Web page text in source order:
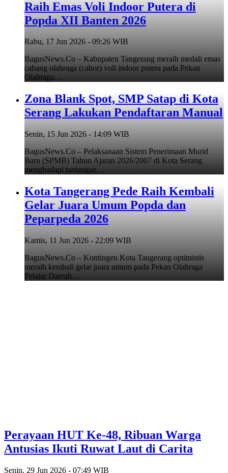
Raih Emas Voli Indoor Putera di
Popda XII Banten 2026
Rabu, 17 Jun 2026 - 09:26 WIB
BagusNews.Co – Kabupaten Tangerang meraih medali emas
cabang olahraga (cabor) voli indoor putera pada Pekan
Olahraga…
Zona Blank Spot, SMP Satap di Kota
Serang Lakukan Pendaftaran Manual
Senin, 15 Jun 2026 - 14:09 WIB
BagusNews.Co – Pelaksanaan Sistem Penerimaan Murid
Baru (SPMB) Tahun Ajaran 2026/2007 di Kota Serang
menghadapi tantangan…
Kota Tangerang Pede Raih Kembali
Gelar Juara Umum Popda dan
Peparpeda 2026
Kamis, 11 Jun 2026 - 22:09 WIB
BagusNews.Co – Kontingen Kota Tangerang optimistis
meraih kembali gelar juara umum pada Pekan Olahraga
Pelajar Daerah…
Perayaan HUT Ke-48, Ribuan Warga
Antusias Ikuti Ruwat Laut di Carita
Senin, 29 Jun 2026 - 07:49 WIB